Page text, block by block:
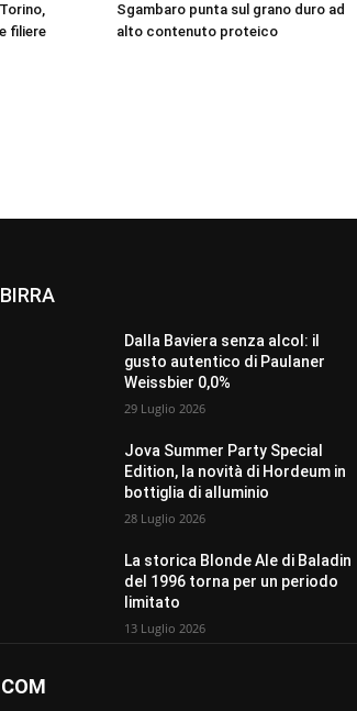
filiere
Sgambaro punta sul grano duro ad
alto contenuto proteico
BIRRA
Dalla Baviera senza alcol: il
gusto autentico di Paulaner
Weissbier 0,0%
29 Luglio 2026
Jova Summer Party Special
Edition, la novità di Hordeum in
bottiglia di alluminio
28 Luglio 2026
La storica Blonde Ale di Baladin
del 1996 torna per un periodo
limitato
13 Luglio 2026